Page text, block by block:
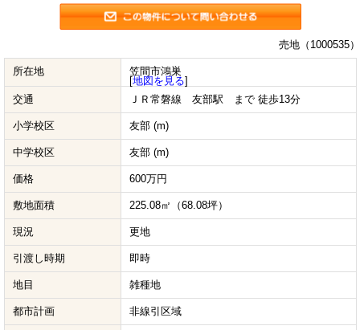
売地（1000535）
所在地
笠間市鴻巣
[地図を見る]
交通
ＪＲ常磐線 友部駅 まで 徒歩13分
小学校区 友部 (m)
中学校区 友部 (m)
価格 600万円
敷地面積 225.08㎡（68.08坪）
現況 更地
引渡し時期 即時
地目 雑種地
都市計画 非線引区域